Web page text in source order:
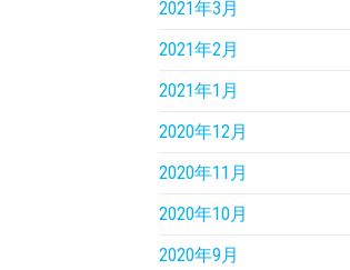
2021年3月
2021年2月
2021年1月
2020年12月
2020年11月
2020年10月
2020年9月